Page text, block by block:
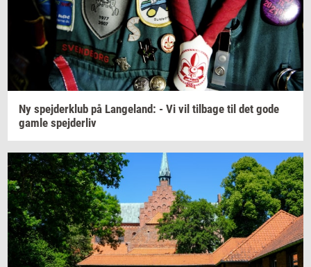
Ny spej­der­klub på Lan­geland: - Vi vil til­ba­ge til det gode
gamle spej­der­liv